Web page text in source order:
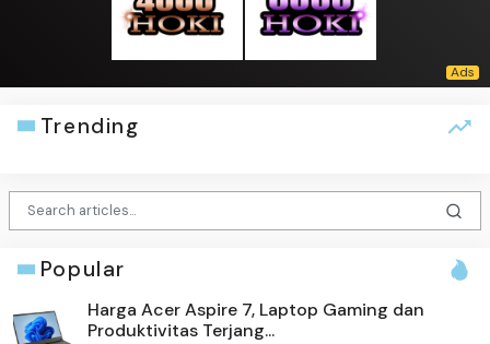
Trending
Popular
Harga Acer Aspire 7, Laptop Gaming dan
Produktivitas Terjang...